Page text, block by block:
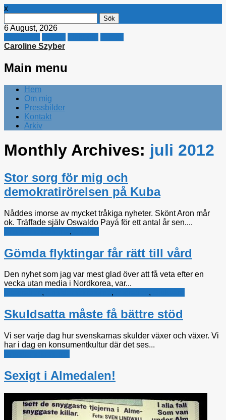
x
efter:
6 August, 2026
Caroline Szyber
Main menu
Skip
content
Hem
Om mig
Pressbilder
Kontakt
Arkiv
Monthly Archives: juli 2012
Stor sorg för mig och
demokratirörelsen på Kuba
Nåddes imorse av mycket tråkiga nyheter. Skönt Aron mår
ok. Träffade själv Oswaldo Payá för ett antal år sen....
,
Gömda flyktingar får rätt till vård
Den nyhet som jag var mest glad över att få veta efter en
vecka utan media i Nordkorea, var...
, , ,
Skuldsatta måste få bättre stöd
Vi ser varje dag hur svenskarnas skulder växer och växer. Vi
har i dag en konsumentkultur där det ses...
Sexigt i Almedalen!